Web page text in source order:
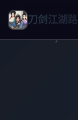
刀剑江湖路